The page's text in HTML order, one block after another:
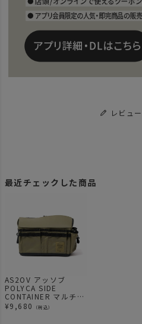
レビュ
最近チェックした商品
AS2OV アッソブ
POLYCA SIDE
CONTAINER マルチコ
ンテナ KHAKI
¥9,680 （税込）